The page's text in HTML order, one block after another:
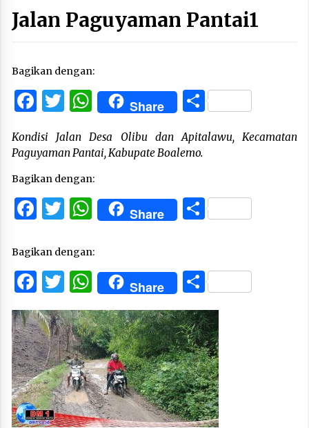
Jalan Paguyaman Pantai1
Bagikan dengan:
Facebook
Twitter
WhatsApp
Share Share
Kondisi Jalan Desa Olibu dan Apitalawu, Kecamatan
Paguyaman Pantai, Kabupate Boalemo.
Bagikan dengan:
Facebook
Twitter
WhatsApp
Share Share
Bagikan dengan:
Facebook
Twitter
WhatsApp
Share Share